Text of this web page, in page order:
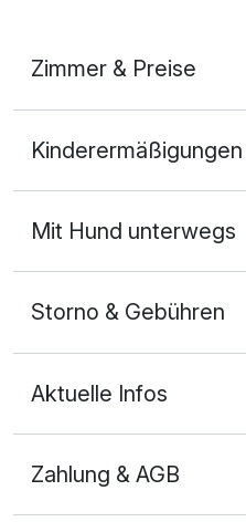
Zimmer & Preise
2 Erwachsene und 1 Kind
Kinderermäßigungen
Mit Hund unterwegs
Storno & Gebühren
Aktuelle Infos
Zahlung & AGB